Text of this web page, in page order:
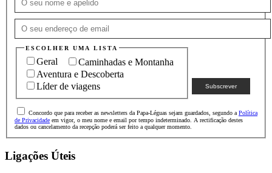
ESCOLHER UMA LISTA
Geral
Caminhadas e Montanha
Aventura e Descoberta
Líder de viagens
Concordo que para receber as newsletters da Papa-Léguas sejam guardados, segundo a Política
de Privacidade em vigor, o meu nome e email por tempo indeterminado. A rectificação destes
dados ou cancelamento da recepção poderá ser feito a qualquer momento.
Ligações Úteis